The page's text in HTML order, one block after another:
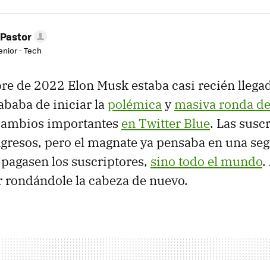
- Tech
de 2022 Elon Musk estaba casi recién
de iniciar lapolémicaymasiva ronda
importantes en Twitter Blue. Las
pero el magnate ya pensaba en una
los suscriptores, sino todo el mundo.
rondándole la cabeza de nuevo.